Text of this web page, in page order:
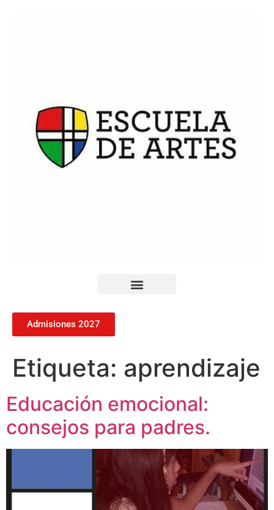
Admisiones 2027
Etiqueta: aprendizaje
Educación emocional:
consejos para padres.